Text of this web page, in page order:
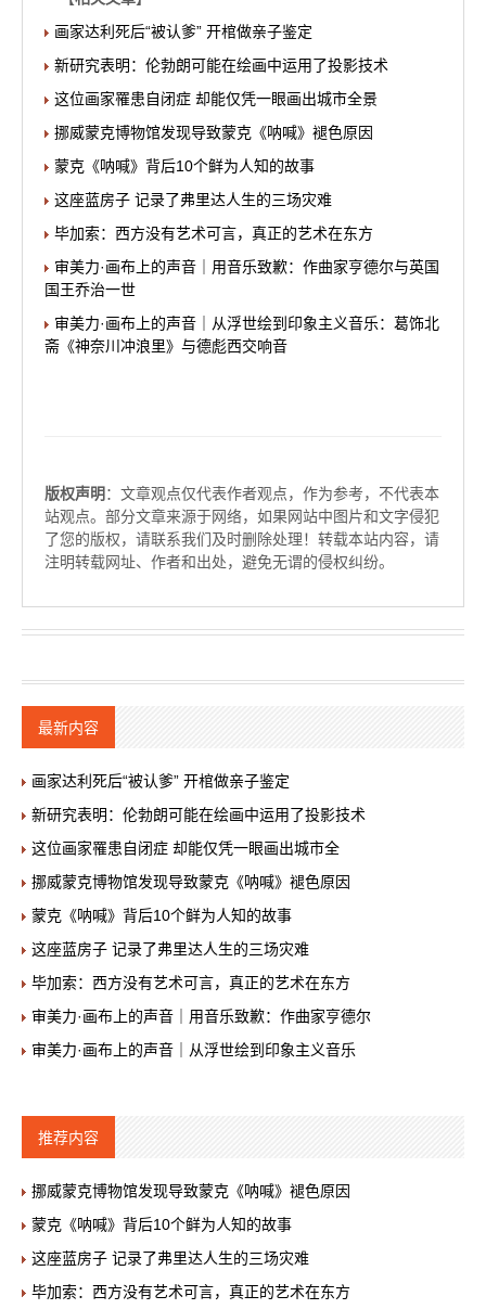
画家达利死后“被认爹” 开棺做亲子鉴定
新研究表明：伦勃朗可能在绘画中运用了投影技术
这位画家罹患自闭症 却能仅凭一眼画出城市全景
挪威蒙克博物馆发现导致蒙克《呐喊》褪色原因
蒙克《呐喊》背后10个鲜为人知的故事
这座蓝房子 记录了弗里达人生的三场灾难
毕加索：西方没有艺术可言，真正的艺术在东方
审美力·画布上的声音｜用音乐致歉：作曲家亨德尔与英国
国王乔治一世
审美力·画布上的声音｜从浮世绘到印象主义音乐：葛饰北
斋《神奈川冲浪里》与德彪西交响音
版权声明 ：文章观点仅代表作者观点，作为参考，不代表本
站观点。部分文章来源于网络，如果网站中图片和文字侵犯
了您的版权，请联系我们及时删除处理！转载本站内容，请
注明转载网址、作者和出处，避免无谓的侵权纠纷。
最新内容
画家达利死后“被认爹” 开棺做亲子鉴定
新研究表明：伦勃朗可能在绘画中运用了投影技术
这位画家罹患自闭症 却能仅凭一眼画出城市全
挪威蒙克博物馆发现导致蒙克《呐喊》褪色原因
蒙克《呐喊》背后10个鲜为人知的故事
这座蓝房子 记录了弗里达人生的三场灾难
毕加索：西方没有艺术可言，真正的艺术在东方
审美力·画布上的声音｜用音乐致歉：作曲家亨德尔
审美力·画布上的声音｜从浮世绘到印象主义音乐
推荐内容
挪威蒙克博物馆发现导致蒙克《呐喊》褪色原因
蒙克《呐喊》背后10个鲜为人知的故事
这座蓝房子 记录了弗里达人生的三场灾难
毕加索：西方没有艺术可言，真正的艺术在东方